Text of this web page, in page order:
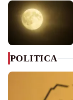
POLITICA